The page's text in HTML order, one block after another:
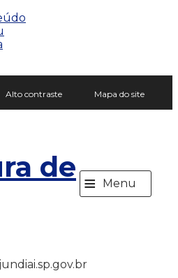
Alto contraste Mapa do site
de ≡ Menu